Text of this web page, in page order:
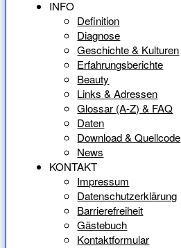
INFO
Definition
Diagnose
Geschichte & Kulturen
Erfahrungsberichte
Beauty
Links & Adressen
Glossar (A-Z) & FAQ
Daten
Download & Quellcode
News
KONTAKT
Impressum
Datenschutzerklärung
Barrierefreiheit
Gästebuch
Kontaktformular